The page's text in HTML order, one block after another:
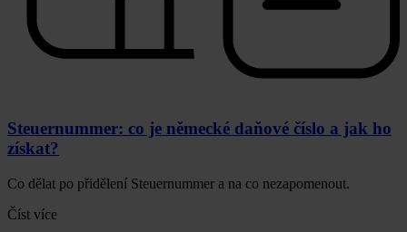
Steuernummer: co je německé daňové číslo a jak ho
získat?
Co dělat po přidělení Steuernummer a na co nezapomenout.
Číst více